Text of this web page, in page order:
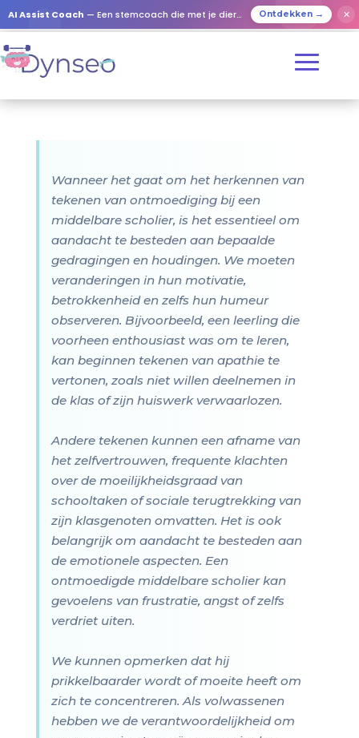
AI Assist Coach — Een stemcoach die met je dierbaren speelt Ontdekken → ✕
Wanneer het gaat om het herkennen van
tekenen van ontmoediging bij een
middelbare scholier, is het essentieel om
aandacht te besteden aan bepaalde
gedragingen en houdingen. We moeten
veranderingen in hun motivatie,
betrokkenheid en zelfs hun humeur
observeren. Bijvoorbeeld, een leerling die
voorheen enthousiast was om te leren,
kan beginnen tekenen van apathie te
vertonen, zoals niet willen deelnemen in
de klas of zijn huiswerk verwaarlozen.
Andere tekenen kunnen een afname van
het zelfvertrouwen, frequente klachten
over de moeilijkheidsgraad van
schooltaken of sociale terugtrekking van
zijn klasgenoten omvatten. Het is ook
belangrijk om aandacht te besteden aan
de emotionele aspecten. Een
ontmoedigde middelbare scholier kan
gevoelens van frustratie, angst of zelfs
verdriet uiten.
We kunnen opmerken dat hij
prikkelbaarder wordt of moeite heeft om
zich te concentreren. Als volwassenen
hebben we de verantwoordelijkheid om